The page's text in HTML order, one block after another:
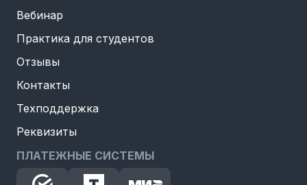
Вебинар
Практика для студентов
Отзывы
Контакты
Техподдержка
Реквизиты
ПЛАТЕЖНЫЕ СИСТЕМЫ